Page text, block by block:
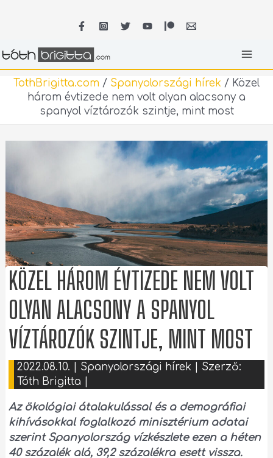
TothBrigitta.com / Spanyolországi hírek / Közel
három évtizede nem volt olyan alacsony a
spanyol víztározók szintje, mint most
KÖZEL HÁROM ÉVTIZEDE NEM VOLT
OLYAN ALACSONY A SPANYOL
VÍZTÁROZÓK SZINTJE, MINT MOST
2022.08.10. Spanyolországi hírek | Szerző:
Tóth Brigitta
Az ökológiai átalakulással és a demográfiai
kihívásokkal foglalkozó minisztérium adatai
szerint Spanyolország vízkészlete ezen a héten
40 százalék alá, 39,2 százalékra esett vissza.